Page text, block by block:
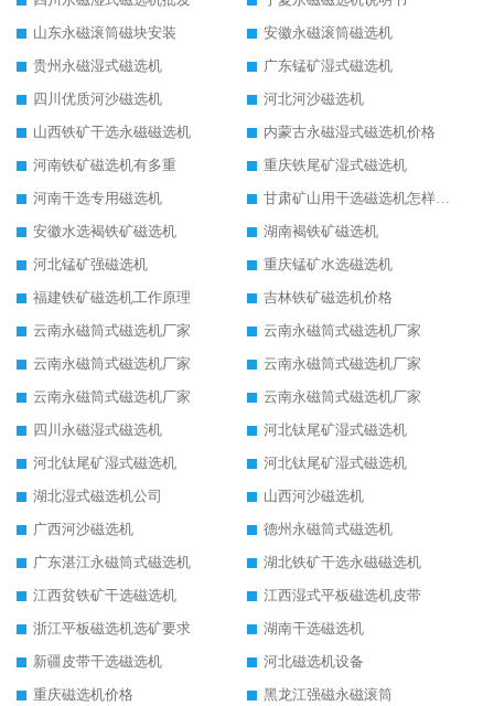
山东永磁滚筒磁块安装
安徽永磁滚筒磁选机
贵州永磁湿式磁选机
广东锰矿湿式磁选机
四川优质河沙磁选机
河北河沙磁选机
山西铁矿干选永磁磁选机
内蒙古永磁湿式磁选机价格
河南铁矿磁选机有多重
重庆铁尾矿湿式磁选机
河南干选专用磁选机
甘肃矿山用干选磁选机怎样调磁
安徽水选褐铁矿磁选机
湖南褐铁矿磁选机
河北锰矿强磁选机
重庆锰矿水选磁选机
福建铁矿磁选机工作原理
吉林铁矿磁选机价格
云南永磁筒式磁选机厂家
云南永磁筒式磁选机厂家
云南永磁筒式磁选机厂家
云南永磁筒式磁选机厂家
云南永磁筒式磁选机厂家
云南永磁筒式磁选机厂家
四川永磁湿式磁选机
河北钛尾矿湿式磁选机
河北钛尾矿湿式磁选机
河北钛尾矿湿式磁选机
湖北湿式磁选机公司
山西河沙磁选机
广西河沙磁选机
德州永磁筒式磁选机
广东湛江永磁筒式磁选机
湖北铁矿干选永磁磁选机
江西贫铁矿干选磁选机
江西湿式平板磁选机皮带
浙江平板磁选机选矿要求
湖南干选磁选机
新疆皮带干选磁选机
河北磁选机设备
重庆磁选机价格
黑龙江强磁永磁滚筒